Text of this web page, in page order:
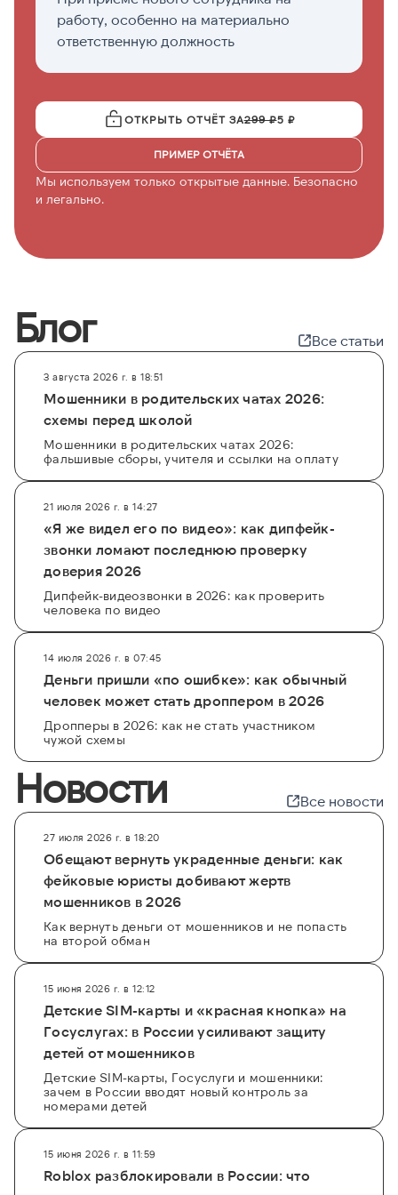
работу, особенно на материально
ответственную должность
ОТКРЫТЬ ОТЧЁТ ЗА299 ₽5 ₽
ПРИМЕР ОТЧЁТА
Мы используем только открытые данные. Безопасно
и легально.
Блог Все статьи
3 августа 2026 г. в 18:51
Мошенники в родительских чатах 2026:
схемы перед школой
Мошенники в родительских чатах 2026:
фальшивые сборы, учителя и ссылки на оплату
21 июля 2026 г. в 14:27
«Я же видел его по видео»: как дипфейк-
звонки ломают последнюю проверку
доверия 2026
Дипфейк-видеозвонки в 2026: как проверить
человека по видео
14 июля 2026 г. в 07:45
Деньги пришли «по ошибке»: как обычный
человек может стать дроппером в 2026
Дропперы в 2026: как не стать участником
чужой схемы
Новости Все новости
27 июля 2026 г. в 18:20
Обещают вернуть украденные деньги: как
фейковые юристы добивают жертв
мошенников в 2026
Как вернуть деньги от мошенников и не попасть
на второй обман
15 июня 2026 г. в 12:12
Детские SIM-карты и «красная кнопка» на
Госуслугах: в России усиливают защиту
детей от мошенников
Детские SIM-карты, Госуслуги и мошенники:
зачем в России вводят новый контроль за
номерами детей
15 июня 2026 г. в 11:59
Roblox разблокировали в России: что